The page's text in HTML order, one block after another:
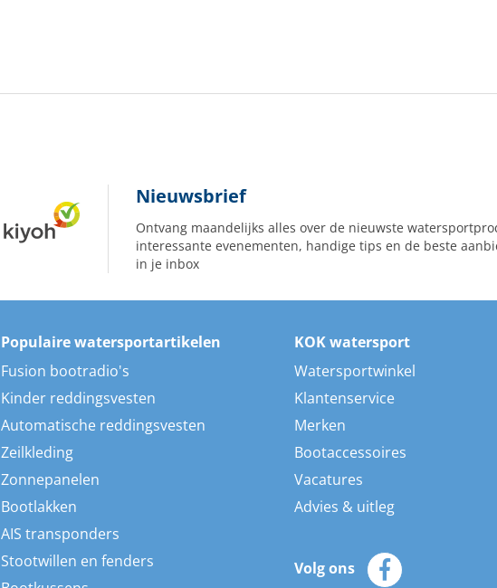
Nieuwsbrief
Ontvang maandelijks alles over de nieuwste
interessante evenementen, handige tips en de beste
in je inbox
Populaire watersportartikelen
Fusion bootradio's
Kinder reddingsvesten
Automatische reddingsvesten
Zeilkleding
Zonnepanelen
Bootlakken
AIS transponders
Stootwillen en fenders
KOK watersport
Watersportwinkel
Klantenservice
Merken
Bootaccessoires
Vacatures
Advies & uitleg
Volg ons